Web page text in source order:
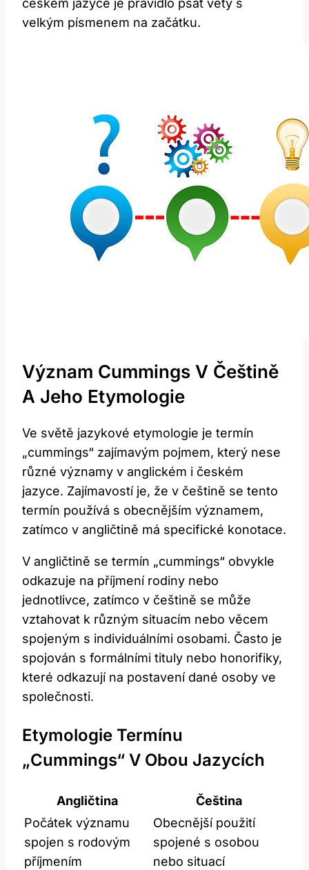
českém jazyce je pravidlo psát věty s
velkým písmenem na začátku.
Význam Cummings V Češtině
A Jeho Etymologie
Ve světě jazykové etymologie je termín
„cummings“ zajímavým pojmem, který nese
různé významy v anglickém i českém
jazyce. Zajímavostí je, že v češtině se tento
termín používá s obecnějším významem,
zatímco v angličtině má specifické konotace.
V angličtině se termín „cummings“ obvykle
odkazuje na příjmení rodiny nebo
jednotlivce, zatímco v češtině se může
vztahovat k různým situacím nebo věcem
spojeným s individuálními osobami. Často je
spojován s formálními tituly nebo honorifiky,
které odkazují na postavení dané osoby ve
společnosti.
Etymologie Termínu
„cummings“ V Obou Jazycích
Angličtina
Čeština
Počátek významu
spojen s rodovým
příjmením
Obecnější použití
spojené s osobou
nebo situací